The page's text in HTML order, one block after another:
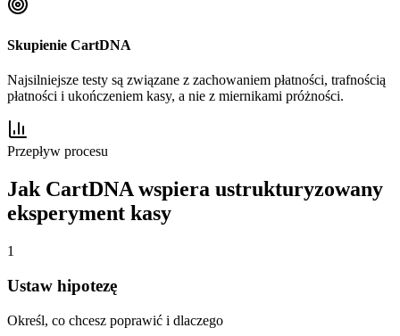
Skupienie CartDNA
Najsilniejsze testy są związane z zachowaniem płatności, trafnością
płatności i ukończeniem kasy, a nie z miernikami próżności.
Przepływ procesu
Jak CartDNA wspiera ustrukturyzowany
eksperyment kasy
1
Ustaw hipotezę
Określ, co chcesz poprawić i dlaczego